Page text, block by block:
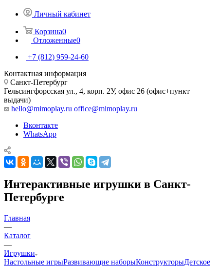
Личный кабинет
Корзина0
Отложенные0
+7 (812) 959-24-60
Контактная информация
Санкт-Петербург
Гельсингфорсская ул., 4, корп. 2У, офис 26 (офис+пункт
выдачи)
hello@mimoplay.ru office@mimoplay.ru
Вконтакте
WhatsApp
Интерактивные игрушки в Санкт-
Петербурге
Главная
—
Каталог
—
Игрушки
Настольные игрыРазвивающие наборыКонструкторыДетское